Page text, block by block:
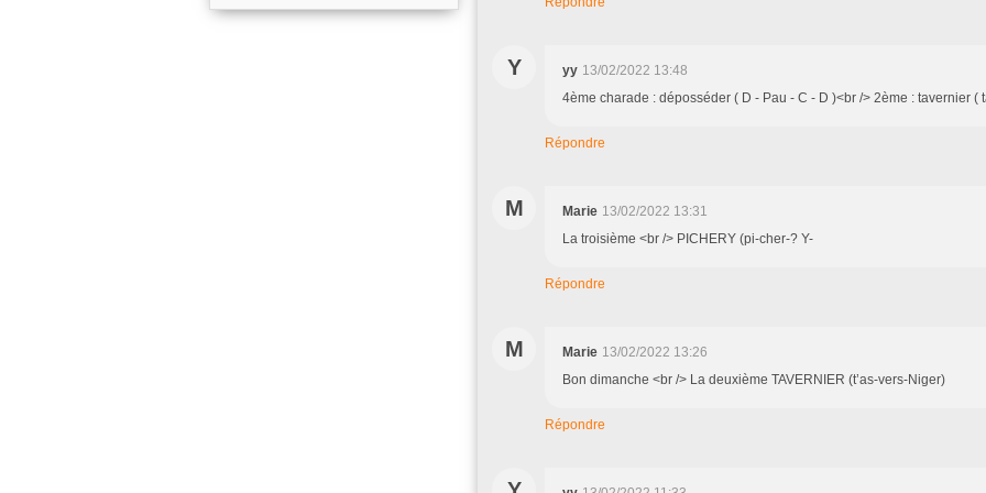
Y yy 13/02/2022 13:48
4ème charade : déposséder ( D - Pau - C - D )<br /> 2ème : tavernier (
Répondre
M Marie 13/02/2022 13:31
La troisième <br /> PICHERY (pi-cher-? Y-
Répondre
M Marie 13/02/2022 13:26
Bon dimanche <br /> La deuxième TAVERNIER (t’as-vers-Niger)
Répondre